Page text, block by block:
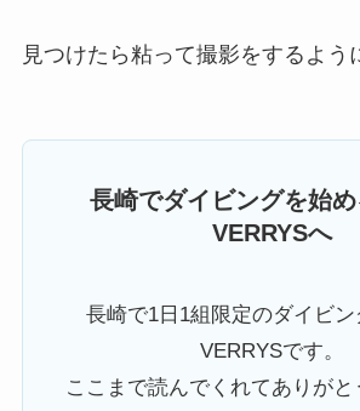
見つけたら粘って撮影をするよう
長崎でダイビングを始め
VERRYSへ
長崎で1日1組限定のダイビ
VERRYSです。
ここまで読んでくれてありが